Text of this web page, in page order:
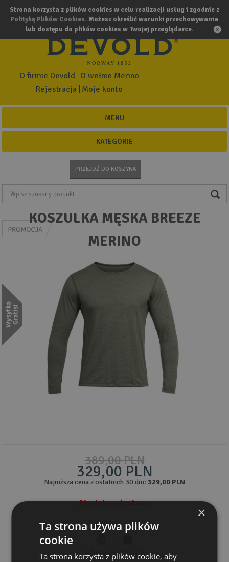
Strona korzysta z plików cookies w celu realizacji usług i zgodnie z
Polityką Plików Cookies. Możesz określić warunki przechowywania
lub dostępu do plików cookies w Twojej przeglądarce.
Rejestracja Moje konto
O firmie Devold O wełnie Merino
MENU
KATEGORIE
PRZEJDŹ DO KOSZYKA
KOSZULKA MĘSKA BREEZE
MERINO
389,00 PLN
329,00 PLN
Najniższa cena z ostatnich 30 dni: 329,00 PLN
Aby dokonać zakupu:
1. Wybierz kolor:
Tabela rozmiarów
×
Ta strona używa plików
cookie
Ta strona korzysta z plików cookie, aby